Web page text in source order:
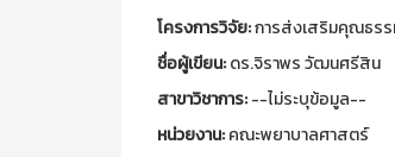
โครงการวิจัย:การส่งเสริมคุณธร
ชื่อผู้เขียน:ดร.จิราพร วัฒนศรีสิน
สาขาวิชาการ:--ไม่ระบุข้อมูล--
หน่วยงาน:คณะพยาบาลศาสตร์